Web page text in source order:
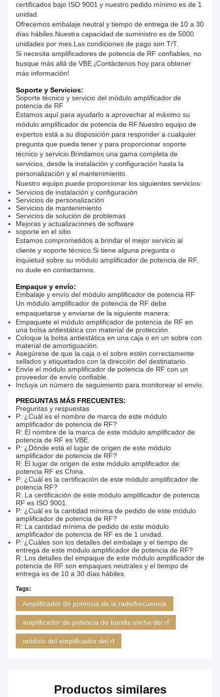
certificados bajo ISO 9001 y nuestro pedido mínimo es de 1
unidad.
Ofrecemos embalaje neutral y tiempo de entrega de 10 a 30
días hábiles.Nuestra capacidad de suministro es de 5000
unidades por mes.Las condiciones de pago son T/T.
Si necesita amplificadores de potencia de RF confiables, no
busque más allá de VBE.¡Contáctenos hoy para obtener
más información!
Soporte y Servicios:
Soporte técnico y servicio del módulo amplificador de
potencia de RF
Estamos aquí para ayudarlo a aprovechar al máximo su
módulo amplificador de potencia de RF.Nuestro equipo de
expertos está a su disposición para responder a cualquier
pregunta que pueda tener y para proporcionar soporte
técnico y servicio.Brindamos una gama completa de
servicios, desde la instalación y configuración hasta la
personalización y el mantenimiento.
Nuestro equipo puede proporcionar los siguientes servicios:
Servicios de instalación y configuración
Servicios de personalización
Servicios de mantenimiento
Servicios de solución de problemas
Mejoras y actualizaciones de software
soporte en el sitio
Estamos comprometidos a brindar el mejor servicio al
cliente y soporte técnico.Si tiene alguna pregunta o
inquietud sobre su módulo amplificador de potencia de RF,
no dude en contactarnos.
Empaque y envío:
Embalaje y envío del módulo amplificador de potencia RF
Un módulo amplificador de potencia de RF debe
empaquetarse y enviarse de la siguiente manera:
Empaquete el módulo amplificador de potencia de RF en
una bolsa antiestática con material de protección.
Coloque la bolsa antiestática en una caja o en un sobre con
material de amortiguación.
Asegúrese de que la caja o el sobre estén correctamente
sellados y etiquetados con la dirección del destinatario.
Envíe el módulo amplificador de potencia de RF con un
proveedor de envío confiable.
Incluya un número de seguimiento para monitorear el envío.
PREGUNTAS MÁS FRECUENTES:
Preguntas y respuestas
P: ¿Cuál es el nombre de marca de este módulo
amplificador de potencia de RF?
R: El nombre de la marca de este módulo amplificador de
potencia de RF es VBE.
P: ¿Dónde está el lugar de origen de este módulo
amplificador de potencia de RF?
R: El lugar de origen de este módulo amplificador de
potencia RF es China.
P: ¿Cuál es la certificación de este módulo amplificador de
potencia RF?
R: La certificación de este módulo amplificador de potencia
RF es ISO 9001.
P: ¿Cuál es la cantidad mínima de pedido de este módulo
amplificador de potencia de RF?
R: La cantidad mínima de pedido de este módulo
amplificador de potencia de RF es de 1 unidad.
P: ¿Cuáles son los detalles del embalaje y el tiempo de
entrega de este módulo amplificador de potencia de RF?
R: Los detalles del empaque de este módulo amplificador de
potencia de RF son empaques neutrales y el tiempo de
entrega es de 10 a 30 días hábiles.
Tags:
Amplificador de potencia de la radiofrecuencia
amplificador de potencia de banda ancha del rf
módulo del amplificador del rf
Productos similares